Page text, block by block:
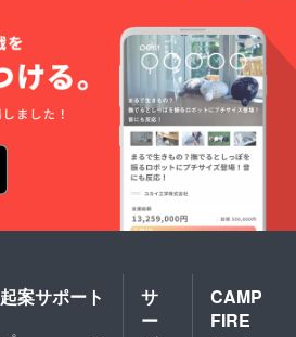
にたて
ぬいご
おり）
の詳細
原料
米：五
百万石
（島根
県産）
度：±0
精米歩
合：
アル
コール
米：山
田錦
（島根
県産）
日本酒
度：5.0
精米歩
合：
50％ 容
量：
720ml
アル
出雲国
楯縫郡
雲産の
梅、氷
砂糖 エ
キス
分：
14.0%
内容
量：
500ml
アル
度数：
ン正宗
｜純米
大吟
醸 原
純米酒
1.8L １
本 ・ヤ
マサン
正宗
日本酒
仕込み
の梅酒
1.8L １
本 ・前
枚 ・通
き猪
口 2個
・希望
の方は
起案サポート
サ
ー
CAMP
FIRE